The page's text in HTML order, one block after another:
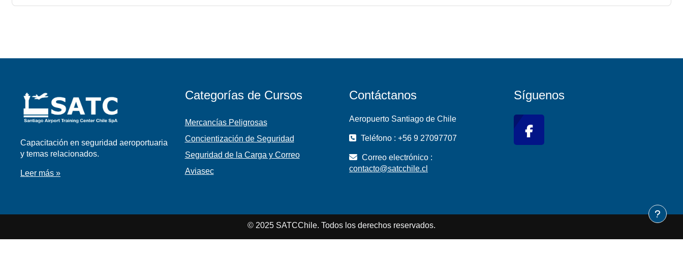
Capacitación en seguridad aeroportuaria
y temas relacionados.
Leer más »
Categorías de Cursos
Mercancías Peligrosas
Concientización de Seguridad
Seguridad de la Carga y Correo
Aviasec
Contáctanos
Aeropuerto Santiago de Chile
Teléfono : +56 9 27097707
Correo electrónico :
contacto@satcchile.cl
Síguenos
© 2025 SATCChile. Todos los derechos reservados.